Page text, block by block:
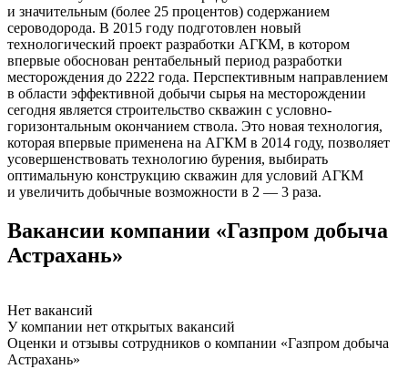
и значительным (более 25 процентов) содержанием
сероводорода. В 2015 году подготовлен новый
технологический проект разработки АГКМ, в котором
впервые обоснован рентабельный период разработки
месторождения до 2222 года. Перспективным направлением
в области эффективной добычи сырья на месторождении
сегодня является строительство скважин с условно-
горизонтальным окончанием ствола. Это новая технология,
которая впервые применена на АГКМ в 2014 году, позволяет
усовершенствовать технологию бурения, выбирать
оптимальную конструкцию скважин для условий АГКМ
и увеличить добычные возможности в 2 — 3 раза.
Вакансии компании «Газпром добыча
Астрахань»
Нет вакансий
У компании нет открытых вакансий
Оценки и отзывы сотрудников о компании «Газпром добыча
Астрахань»